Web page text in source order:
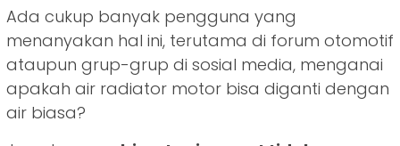
Ada cukup banyak pengguna yang
menanyakan hal ini, terutama di forum otomotif
ataupun grup-grup di sosial media, menganai
apakah air radiator motor bisa diganti dengan
air biasa?